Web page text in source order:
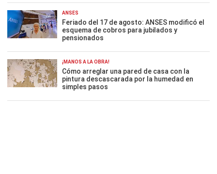
ANSES
Feriado del 17 de agosto: ANSES modificó el
esquema de cobros para jubilados y
pensionados
¡MANOS A LA OBRA!
Cómo arreglar una pared de casa con la
pintura descascarada por la humedad en
simples pasos